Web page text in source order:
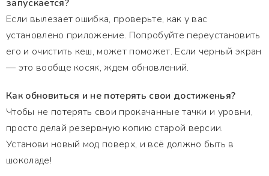
запускается?
Если вылезает ошибка, проверьте, как у вас
установлено приложение. Попробуйте переустановить
его и очистить кеш, может поможет. Если черный экран
— это вообще косяк, ждем обновлений.
Как обновиться и не потерять свои достиженья?
Чтобы не потерять свои прокачанные тачки и уровни,
просто делай резервную копию старой версии.
Установи новый мод поверх, и всё должно быть в
шоколаде!